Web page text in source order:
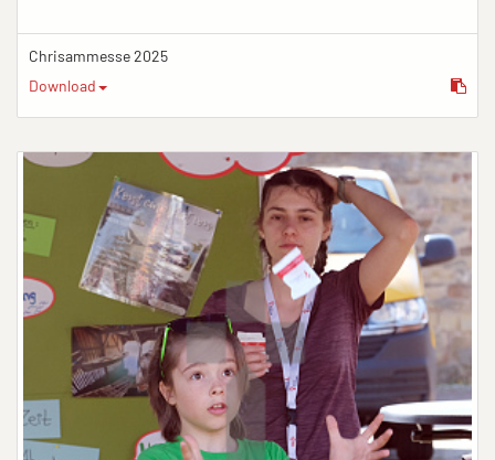
Chrisammesse 2025
Download